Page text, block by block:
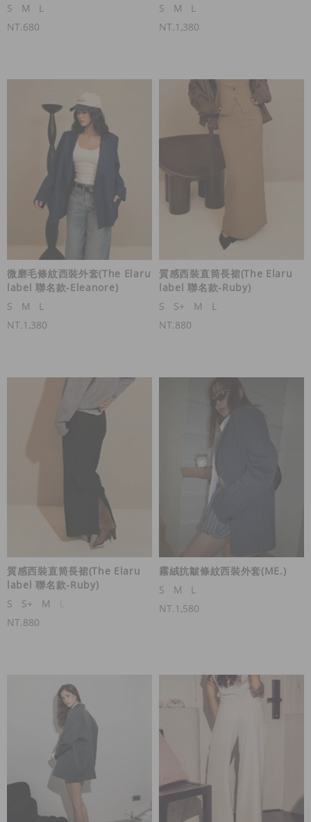
S
M
L
NT.680
S
M
L
NT.1,380
微磨毛條紋西裝外套(The Elaru
label 聯名款-Eleanore)
S
M
L
NT.1,380
質感西裝直筒長裙(The Elaru
label 聯名款-Ruby)
S
S+ M
L
NT.880
質感西裝直筒長裙(The Elaru
label 聯名款-Ruby)
S
S+ M
NT.880
霧絨抗皺條紋西裝外套(ME.)
S
M
L
NT.1,580